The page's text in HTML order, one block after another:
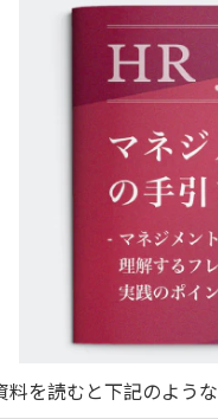
料を読むと下記のよう